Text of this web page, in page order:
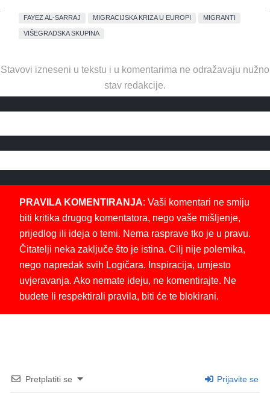
FAYEZ AL-SARRAJ MIGRACIJSKA KRIZA U EUROPI MIGRANTI
VIŠEGRADSKA SKUPINA
Stavovi izneseni u tekstu i u komentarima ne odražavaju nužno
stav redakcije.
PRAVILA KOMENTIRANJA: Vaši komentari ne smiju
biti kritika drugog komentatora, nego vaše mišljenje,
prijedlog ili ideja o temi. Nema rasprave tko je u pravu.
Čitatelji neka zaključe što je istina. Cilj nije polemika,
nego napredak svih Logičara. Inspiracija, umjesto
uvjeravanja. Ako nemate ideju, ne komentirajte. Ne
budete li respektirali pravila, biti će te blokirani.
Pretplatiti se Prijavite se